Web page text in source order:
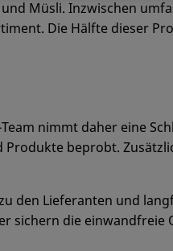
Müsli. Inzwischen
Die Hälfte dieser
nimmt daher eine
beprobt.
den Lieferanten und
die einwandfreie